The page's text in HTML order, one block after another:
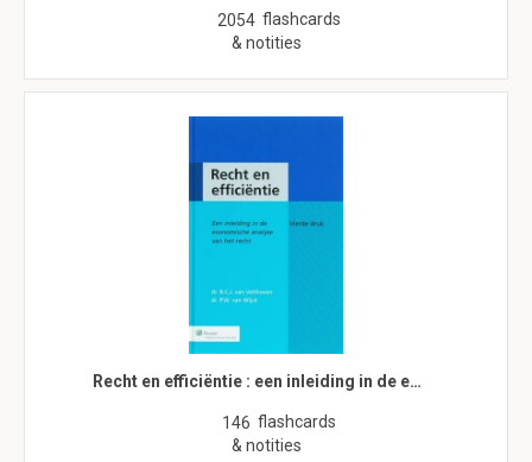
2054 flashcards
& notities
Recht en efficiëntie : een inleiding in de e…
146 flashcards
& notities